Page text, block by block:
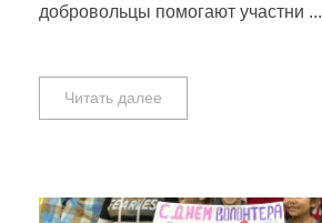
добровольцы помогают участни ...
Читать далее